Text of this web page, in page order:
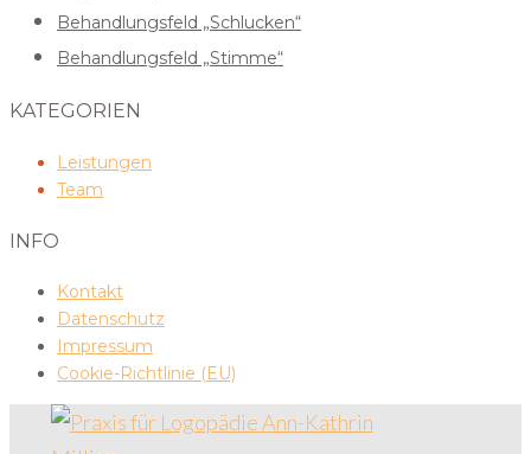
Behandlungsfeld „Schlucken“
Behandlungsfeld „Stimme“
KATEGORIEN
Leistungen
Team
INFO
Kontakt
Datenschutz
Impressum
Cookie-Richtlinie (EU)